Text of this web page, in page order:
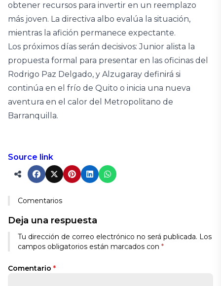
obtener recursos para invertir en un reemplazo
más joven. La directiva albo evalúa la situación,
mientras la afición permanece expectante.
Los próximos días serán decisivos: Junior alista la
propuesta formal para presentar en las oficinas del
Rodrigo Paz Delgado, y Alzugaray definirá si
continúa en el frío de Quito o inicia una nueva
aventura en el calor del Metropolitano de
Barranquilla.
Source link
Comentarios
Deja una respuesta
Tu dirección de correo electrónico no será publicada. Los
campos obligatorios están marcados con *
Comentario *